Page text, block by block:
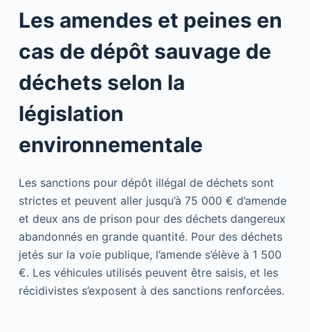
Les amendes et peines en
cas de dépôt sauvage de
déchets selon la
législation
environnementale
Les sanctions pour dépôt illégal de déchets sont
strictes et peuvent aller jusqu’à 75 000 € d’amende
et deux ans de prison pour des déchets dangereux
abandonnés en grande quantité. Pour des déchets
jetés sur la voie publique, l’amende s’élève à 1 500
€. Les véhicules utilisés peuvent être saisis, et les
récidivistes s’exposent à des sanctions renforcées.